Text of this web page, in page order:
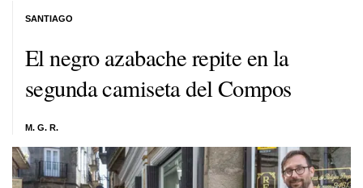
El negro azabache repite en la
segunda camiseta del Compos
M. G. R.
SANTIAGO